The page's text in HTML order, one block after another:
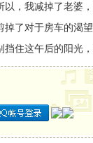
，我减掉了老婆
了对于房车的渴
住这午后的阳光，